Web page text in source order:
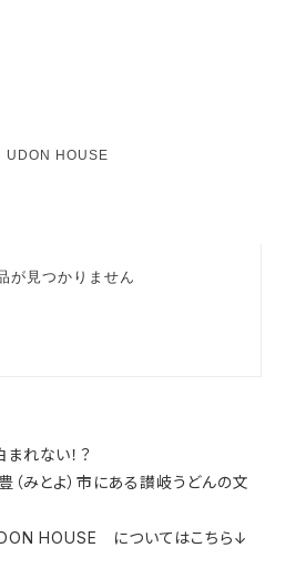
れない！？
（みとよ）市にある讃岐うどんの文
HOUSE についてはこちら↓